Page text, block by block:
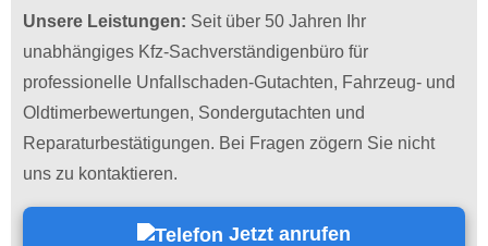
Unsere Leistungen: Seit über 50 Jahren Ihr
unabhängiges Kfz-Sachverständigenbüro für
professionelle Unfallschaden-Gutachten, Fahrzeug- und
Oldtimerbewertungen, Sondergutachten und
Reparaturbestätigungen. Bei Fragen zögern Sie nicht
uns zu kontaktieren.
Jetzt anrufen